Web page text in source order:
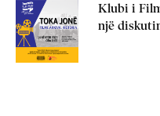
Klubi i
një